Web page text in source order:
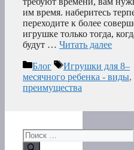
им время. наберитесь
переходите к более
игрушке только тогда,
будут … Читать далее
Рубрики
Блог Метки
Игрушки для 8–
месячного ребенка - виды,
преимущества
Поиск: